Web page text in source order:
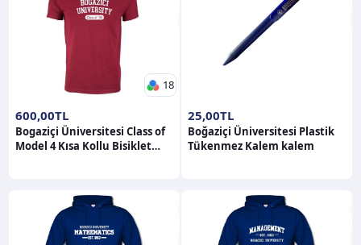
18
600,00TL
Bogaziçi Üniversitesi Class of
Model 4 Kısa Kollu Bisiklet
25,00TL
Boğaziçi Üniversitesi Plastik
Tükenmez Kalem kalem